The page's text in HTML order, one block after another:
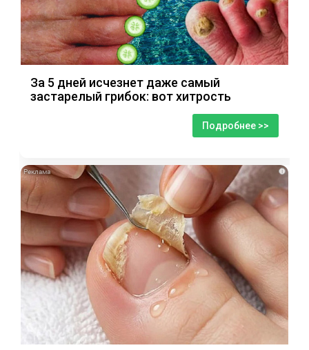
За 5 дней исчезнет даже самый
застарелый грибок: вот хитрость
Подробнее >>
i